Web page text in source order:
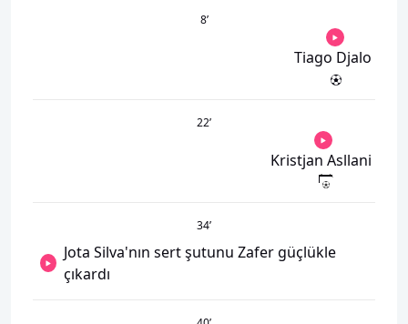
8’
Tiago Djalo
22’
Kristjan Asllani
34’
Jota Silva'nın sert şutunu Zafer güçlükle
çıkardı